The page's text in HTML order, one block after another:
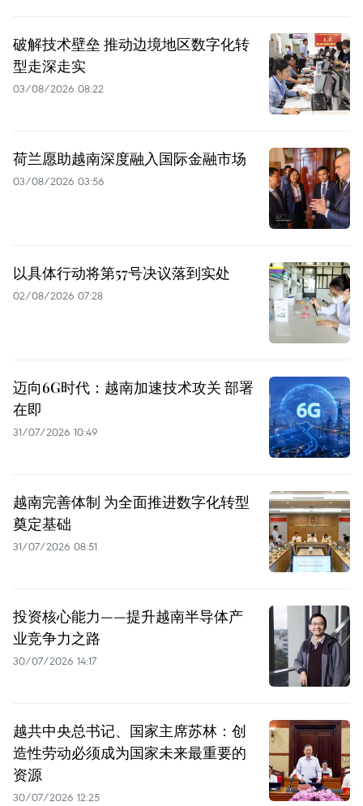
破解技术壁垒 推动边境地区数字化转
型走深走实
03/08/2026 08:22
荷兰愿助越南深度融入国际金融市场
03/08/2026 03:56
以具体行动将第57号决议落到实处
02/08/2026 07:28
迈向6G时代：越南加速技术攻关 部署
在即
31/07/2026 10:49
越南完善体制 为全面推进数字化转型
奠定基础
31/07/2026 08:51
投资核心能力——提升越南半导体产
业竞争力之路
30/07/2026 14:17
越共中央总书记、国家主席苏林：创
造性劳动必须成为国家未来最重要的
资源
30/07/2026 12:25